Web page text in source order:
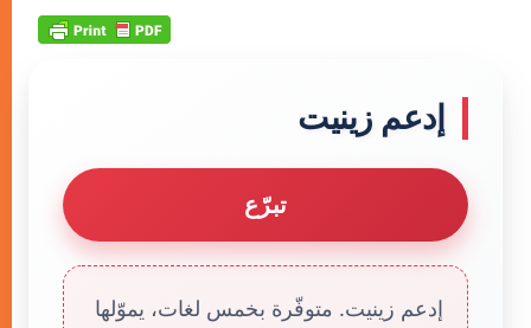
إدعم زينيت
تبرّع
إدعم زينيت. متوفّرة بخمس لغات، يموّلها